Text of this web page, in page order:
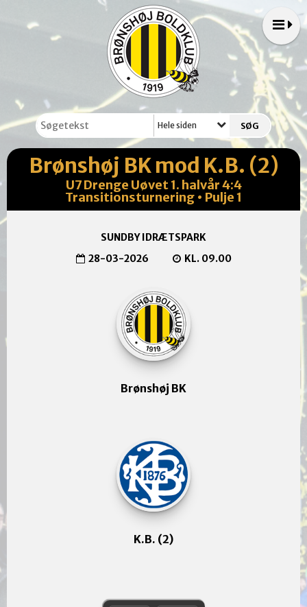
Hele siden
Brønshøj BK mod K.B. (2)
U7 Drenge Uøvet 1. halvår 4:4
Transitionsturnering • Pulje 1
SUNDBY IDRÆTSPARK
28-03-2026
KL. 09.00
Brønshøj BK
K.B. (2)